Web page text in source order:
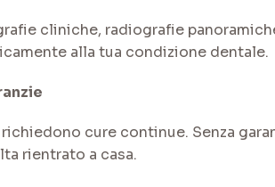
cliniche, radiografie
alla tua condizione dentale.
cure continue. Senza
rientrato a casa.